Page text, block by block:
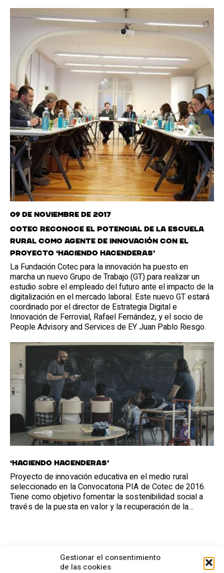
Gestionar el consentimiento
de las cookies
09 de noviembre de 2017
Cotec reconoce el potencial de la escuela
rural como agente de innovación con el
proyecto ‘Haciendo Hacenderas’
La Fundación Cotec para la innovación ha puesto en
marcha un nuevo Grupo de Trabajo (GT) para realizar un
estudio sobre el empleado del futuro ante el impacto de la
digitalización en el mercado laboral. Este nuevo GT estará
coordinado por el director de Estrategia Digital e
Innovación de Ferrovial, Rafael Fernández, y el socio de
People Advisory and Services de EY Juan Pablo Riesgo.
‘HACIENDO HACENDERAS’
Proyecto de innovación educativa en el medio rural
seleccionado en la Convocatoria PIA de Cotec de 2016.
Tiene como objetivo fomentar la sostenibilidad social a
través de la puesta en valor y la recuperación de la